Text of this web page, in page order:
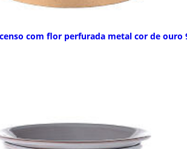
com flor perfurada metal cor de ouro